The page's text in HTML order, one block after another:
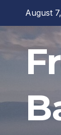
springen
August